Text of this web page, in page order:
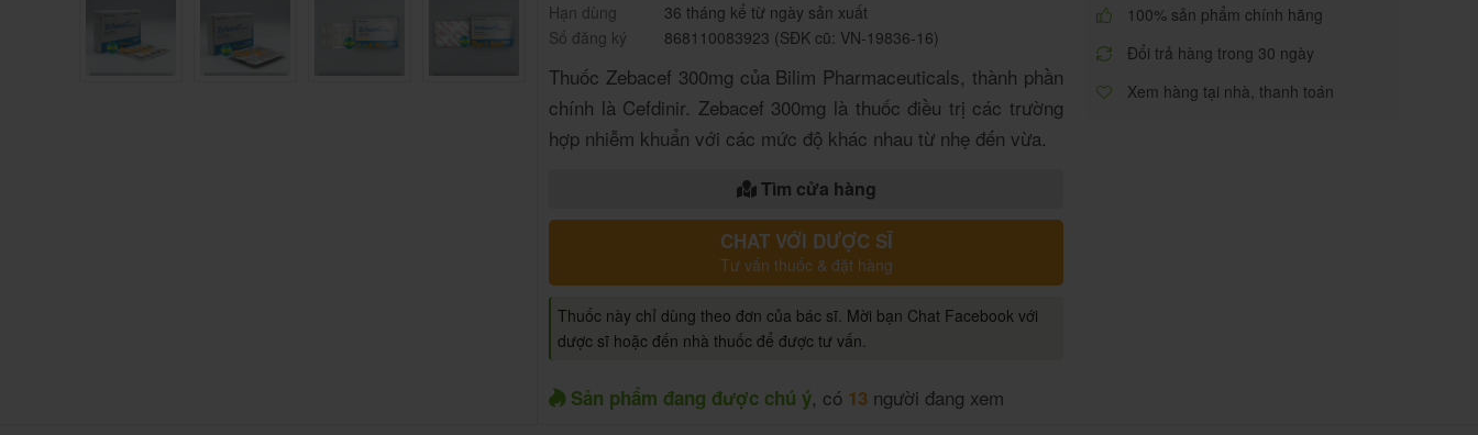
Hạn dùng
36 tháng kể từ ngày sản xuất
Số đăng ký
868110083923 (SĐK cũ: VN-19836-16)
Thuốc Zebacef 300mg của Bilim Pharmaceuticals, thành phần
chính là Cefdinir. Zebacef 300mg là thuốc điều trị các trường
hợp nhiễm khuẩn với các mức độ khác nhau từ nhẹ đến vừa.
Tìm cửa hàng
CHAT VỚI DƯỢC SĨ
Tư vấn thuốc & đặt hàng
Thuốc này chỉ dùng theo đơn của bác sĩ. Mời bạn Chat Facebook với
dược sĩ hoặc đến nhà thuốc để được tư vấn.
Sản phẩm đang được chú ý, có 13 người đang xem
100% sản phẩm chính hãng
Đổi trả hàng trong 30 ngày
Xem hàng tại nhà, thanh toán